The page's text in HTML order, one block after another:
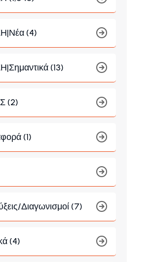
(4)
(13)
(2)
(1)
Διαγωνισμοί (7)
(4)